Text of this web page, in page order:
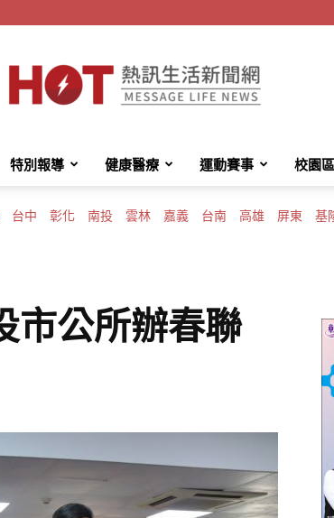
HotMessage
特別報導 健康醫療 運動賽事 校園區
台中 彰化 南投 雲林 嘉義 台南 高雄 屏東 基
公所辦春聯